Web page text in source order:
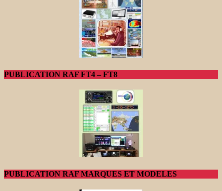
PUBLICATION RAF FT4 – FT8
PUBLICATION RAF MARQUES ET MODELES